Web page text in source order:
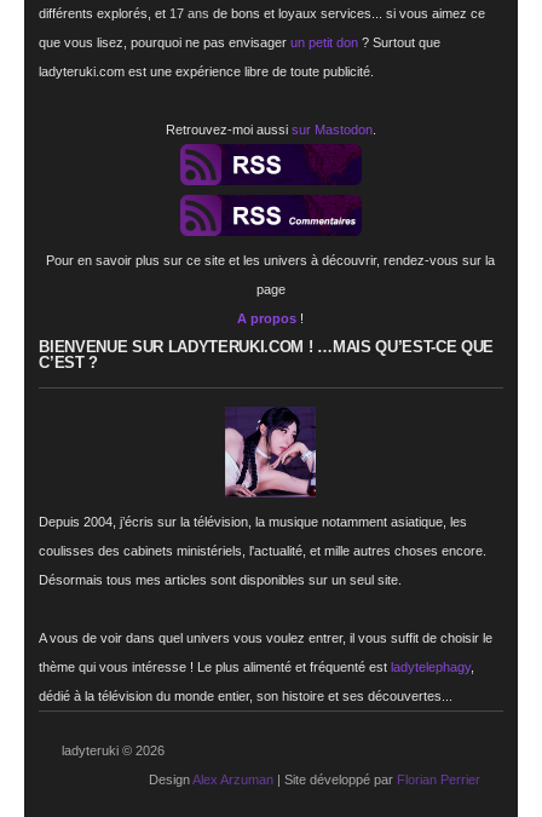
différents explorés, et 17 ans de bons et loyaux services... si vous aimez ce
que vous lisez, pourquoi ne pas envisagerun petit don ? Surtout que
ladyteruki.com est une expérience libre de toute publicité.
Retrouvez-moi aussi sur Mastodon.
Pour en savoir plus sur ce site et les univers à découvrir, rendez-vous sur la
page
A propos !
BIENVENUE SUR LADYTERUKI.COM ! …MAIS QU’EST-CE QUE
C’EST ?
Depuis 2004, j’écris sur la télévision, la musique notamment asiatique, les
coulisses des cabinets ministériels, l'actualité, et mille autres choses encore.
Désormais tous mes articles sont disponibles sur un seul site.
A vous de voir dans quel univers vous voulez entrer, il vous suffit de choisir le
thème qui vous intéresse ! Le plus alimenté et fréquenté est ladytelephagy,
dédié à la télévision du monde entier, son histoire et ses découvertes...
ladyteruki © 2026
DesignAlex Arzuman| Site développé par Florian Perrier